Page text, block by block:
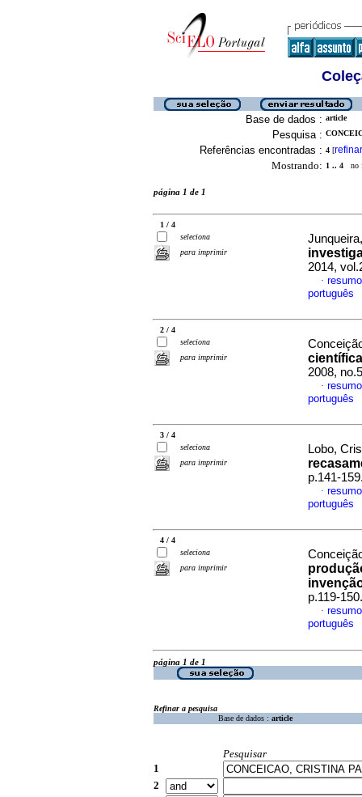
Base de dados : article
Pesquisa :
Referências encontradas : 4 [refinar
Mostrando: 1 .. 4 no
página 1 de 1
1 / 4
seleciona
para imprimir
2014,
·
português
2 / 4
seleciona
para imprimir
científica
2008,
·
português
3 / 4
seleciona
para imprimir
Lobo,
p.141-
·
português
4 / 4
seleciona
para imprimir
p.119-
·
português
página 1 de 1
Refinar a pesquisa
Base de dados : article
Pesquisar
1
2